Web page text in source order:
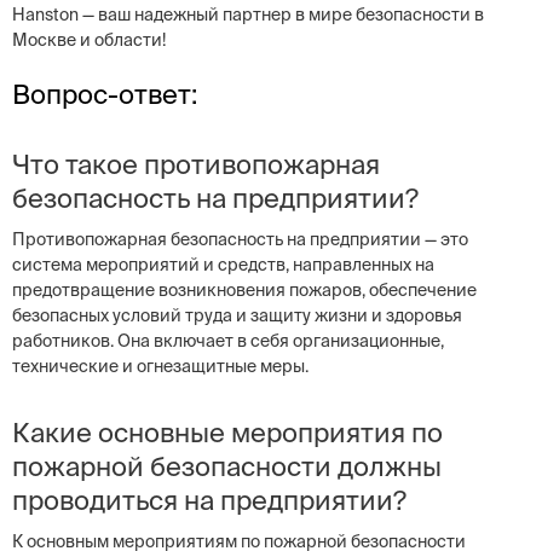
Hanston — ваш надежный партнер в мире безопасности в
Москве и области!
Вопрос-ответ:
Что такое противопожарная
безопасность на предприятии?
Противопожарная безопасность на предприятии — это
система мероприятий и средств, направленных на
предотвращение возникновения пожаров, обеспечение
безопасных условий труда и защиту жизни и здоровья
работников. Она включает в себя организационные,
технические и огнезащитные меры.
Какие основные мероприятия по
пожарной безопасности должны
проводиться на предприятии?
К основным мероприятиям по пожарной безопасности